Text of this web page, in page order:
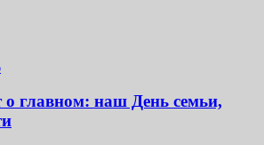
о главном: наш День семьи,